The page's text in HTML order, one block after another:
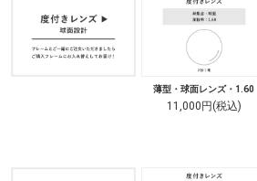
薄型・球面レンズ・1.60
11,000円(税込)